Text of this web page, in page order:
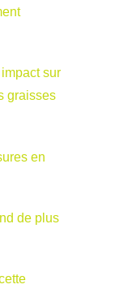
sur
graisses
en
de plus